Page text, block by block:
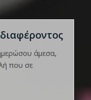
άμεσα,
που σε